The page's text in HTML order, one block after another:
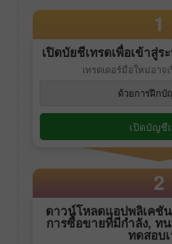
1
เปิดบัยชีเทรดเพื่อเข้าสู่ร
เทรดเดอร์มือใหม่อาจ
ด้วยการฝึกบั
เปิดบัญชี
2
ดาวน์โหลดแอปพลิเคชั
การซื้อขายที่มีกำลัง, ท
ทดสอบ